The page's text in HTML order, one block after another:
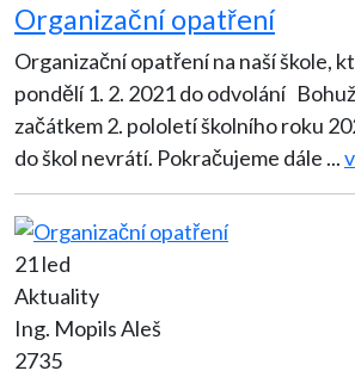
Organizační opatření
Organizační opatření na naší škole,
pondělí 1. 2. 2021 do odvolání
začátkem 2. pololetí školního roku
do škol nevrátí. Pokračujeme dále ...
21 led
Aktuality
Ing. Mopils Aleš
2735